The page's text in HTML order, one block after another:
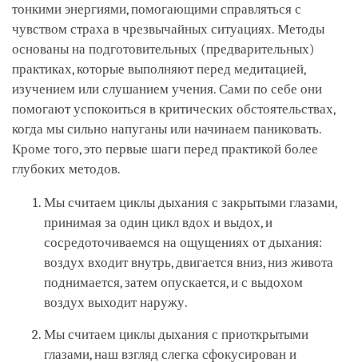
тонкими энергиями, помогающими справляться с
чувством страха в чрезвычайных ситуациях. Методы
основаны на подготовительных (предварительных)
практиках, которые выполняют перед медитацией,
изучением или слушанием учения. Сами по себе они
помогают успокоиться в критических обстоятельствах,
когда мы сильно напуганы или начинаем паниковать.
Кроме того, это первые шаги перед практикой более
глубоких методов.
Мы считаем циклы дыхания с закрытыми глазами,
принимая за один цикл вдох и выдох, и
сосредоточиваемся на ощущениях от дыхания:
воздух входит внутрь, двигается вниз, низ живота
поднимается, затем опускается, и с выдохом
воздух выходит наружу.
Мы считаем циклы дыхания с приоткрытыми
глазами, наш взгляд слегка сфокусирован и